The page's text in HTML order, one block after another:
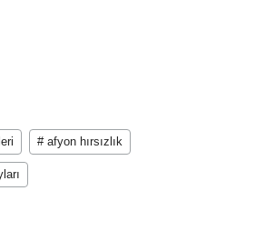
# afyon hırsızlık